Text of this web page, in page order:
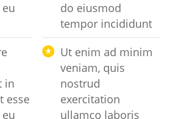
do eiusmod
tempor incididunt
in
esse
Ut enim ad minim
veniam, quis
nostrud
exercitation
ullamco laboris